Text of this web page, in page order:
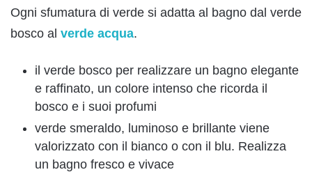
Ogni sfumatura di verde si adatta al bagno dal verde
bosco al verde acqua.
il verde bosco per realizzare un bagno elegante
e raffinato, un colore intenso che ricorda il
bosco e i suoi profumi
verde smeraldo, luminoso e brillante viene
valorizzato con il bianco o con il blu. Realizza
un bagno fresco e vivace